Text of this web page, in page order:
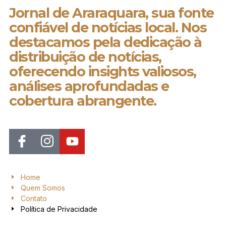
Jornal de Araraquara, sua fonte
confiável de notícias local. Nos
destacamos pela dedicação à
distribuição de notícias,
oferecendo insights valiosos,
análises aprofundadas e
cobertura abrangente.
Home
Quem Somos
Contato
Política de Privacidade